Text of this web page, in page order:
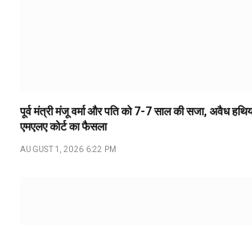
पूर्व मंत्री मंजू वर्मा और पति को 7-7 साल की सजा, अवैध
एमएलए कोर्ट का फैसला
AUGUST 1, 2026 6:22 PM